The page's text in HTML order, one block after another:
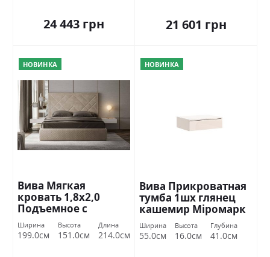
24 443 грн 21 601 грн
НОВИНКА
Вива Мягкая
кровать 1,8х2,0
Подъемное с
каркасом Міромарк
Ширина
199.0см
Высота
151.0см
Длина
214.0см
НОВИНКА
Вива Прикроватная
тумба 1шх глянец
кашемир Міромарк
Ширина
55.0см
Высота
16.0см
Глубина
41.0см